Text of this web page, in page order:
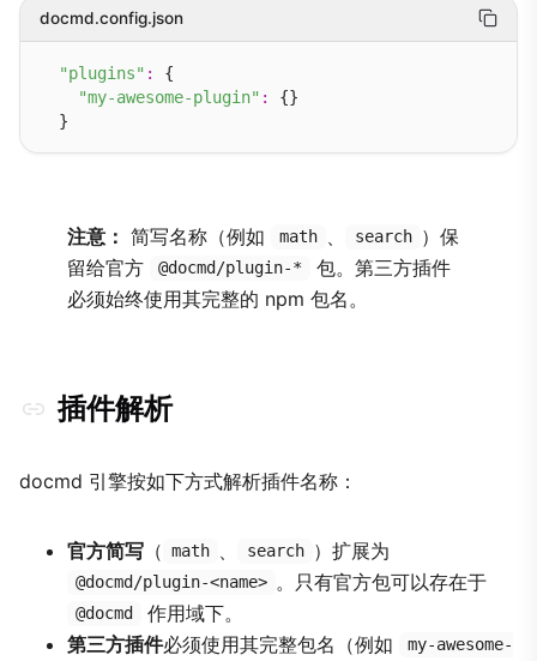
docmd.config.json
"plugins" :
{
"my-awesome-plugin" :
{}
注意： 简写名称（例如 math search ）保
留给官方
@docmd/plugin-*
包。第三方插件
必须始终使用其完整的 npm 包名。
插件解析
docmd 引擎按如下方式解析插件名称：
官方简写 （ math search ）扩展为
@docmd/plugin-<name> 。只有官方包可以存在于
@docmd
作用域下。
第三方插件必须使用其完整包名（例如
my-awesome-